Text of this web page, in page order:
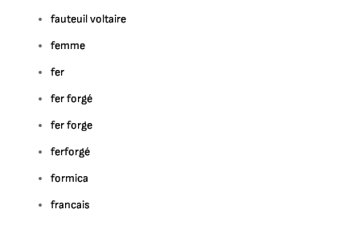
fauteuil voltaire
femme
fer
fer forgé
fer forge
ferforgé
formica
francais